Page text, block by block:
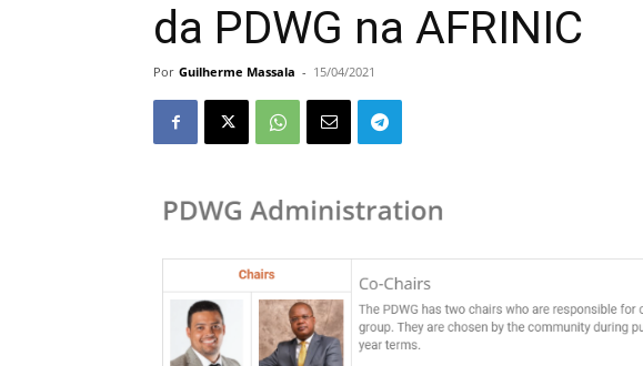
da PDWG na AFRINIC
Por Guilherme Massala - 15/04/2021